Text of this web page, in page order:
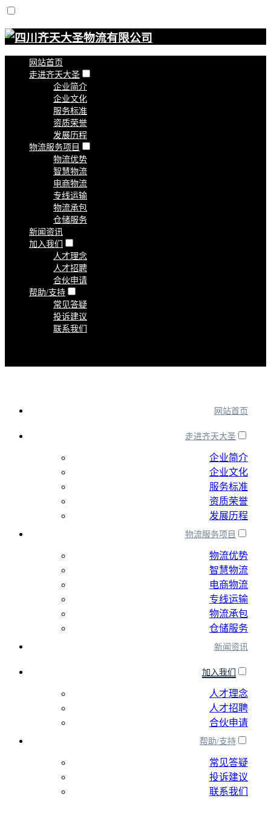
网站首页
走进齐天大圣
企业简介
企业文化
服务标准
资质荣誉
发展历程
物流服务项目
物流优势
智慧物流
电商物流
专线运输
物流承包
仓储服务
新闻资讯
加入我们
人才理念
人才招聘
合伙申请
帮助/支持
常见答疑
投诉建议
联系我们
网站首页
走进齐天大圣
企业简介
企业文化
服务标准
资质荣誉
发展历程
物流服务项目
物流优势
智慧物流
电商物流
专线运输
物流承包
仓储服务
新闻资讯
加入我们
人才理念
人才招聘
合伙申请
帮助/支持
常见答疑
投诉建议
联系我们